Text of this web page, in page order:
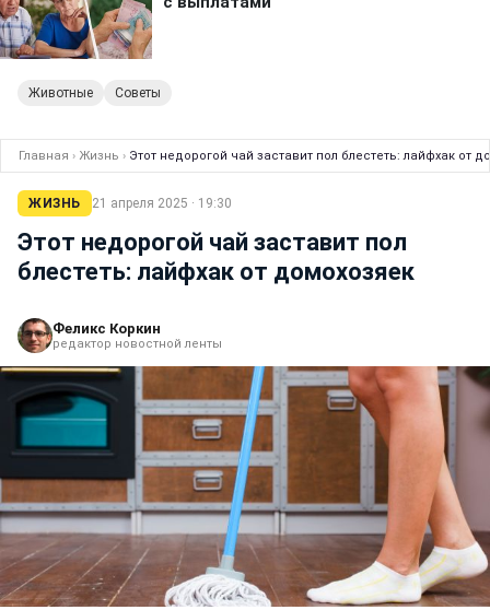
Животные Советы
Главная › Жизнь › Этот недорогой чай заставит пол блестеть: лайфхак от
ЖИЗНЬ 21 апреля 2025 · 19:30
Этот недорогой чай заставит пол
блестеть: лайфхак от домохозяек
Феликс Коркин
редактор новостной ленты